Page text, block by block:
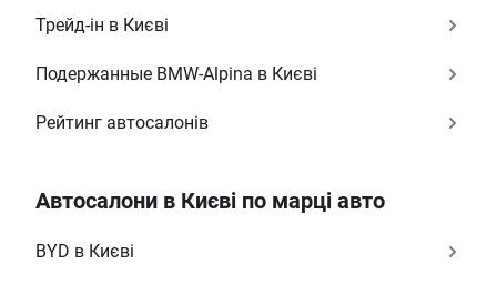
Трейд-ін в Києві
Подержанные BMW-Alpina в Києві
Рейтинг автосалонів
Автосалони в Києві по марці авто
BYD в Києві